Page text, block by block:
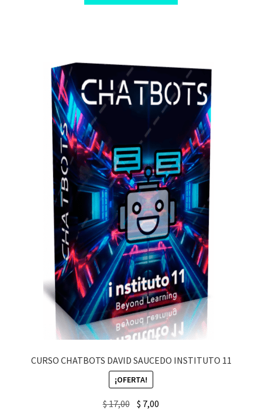
$ 97,00. $ 10,00.
CURSO CHATBOTS DAVID SAUCEDO INSTITUTO 11
¡OFERTA!
$17,00 Original
$ 7,00